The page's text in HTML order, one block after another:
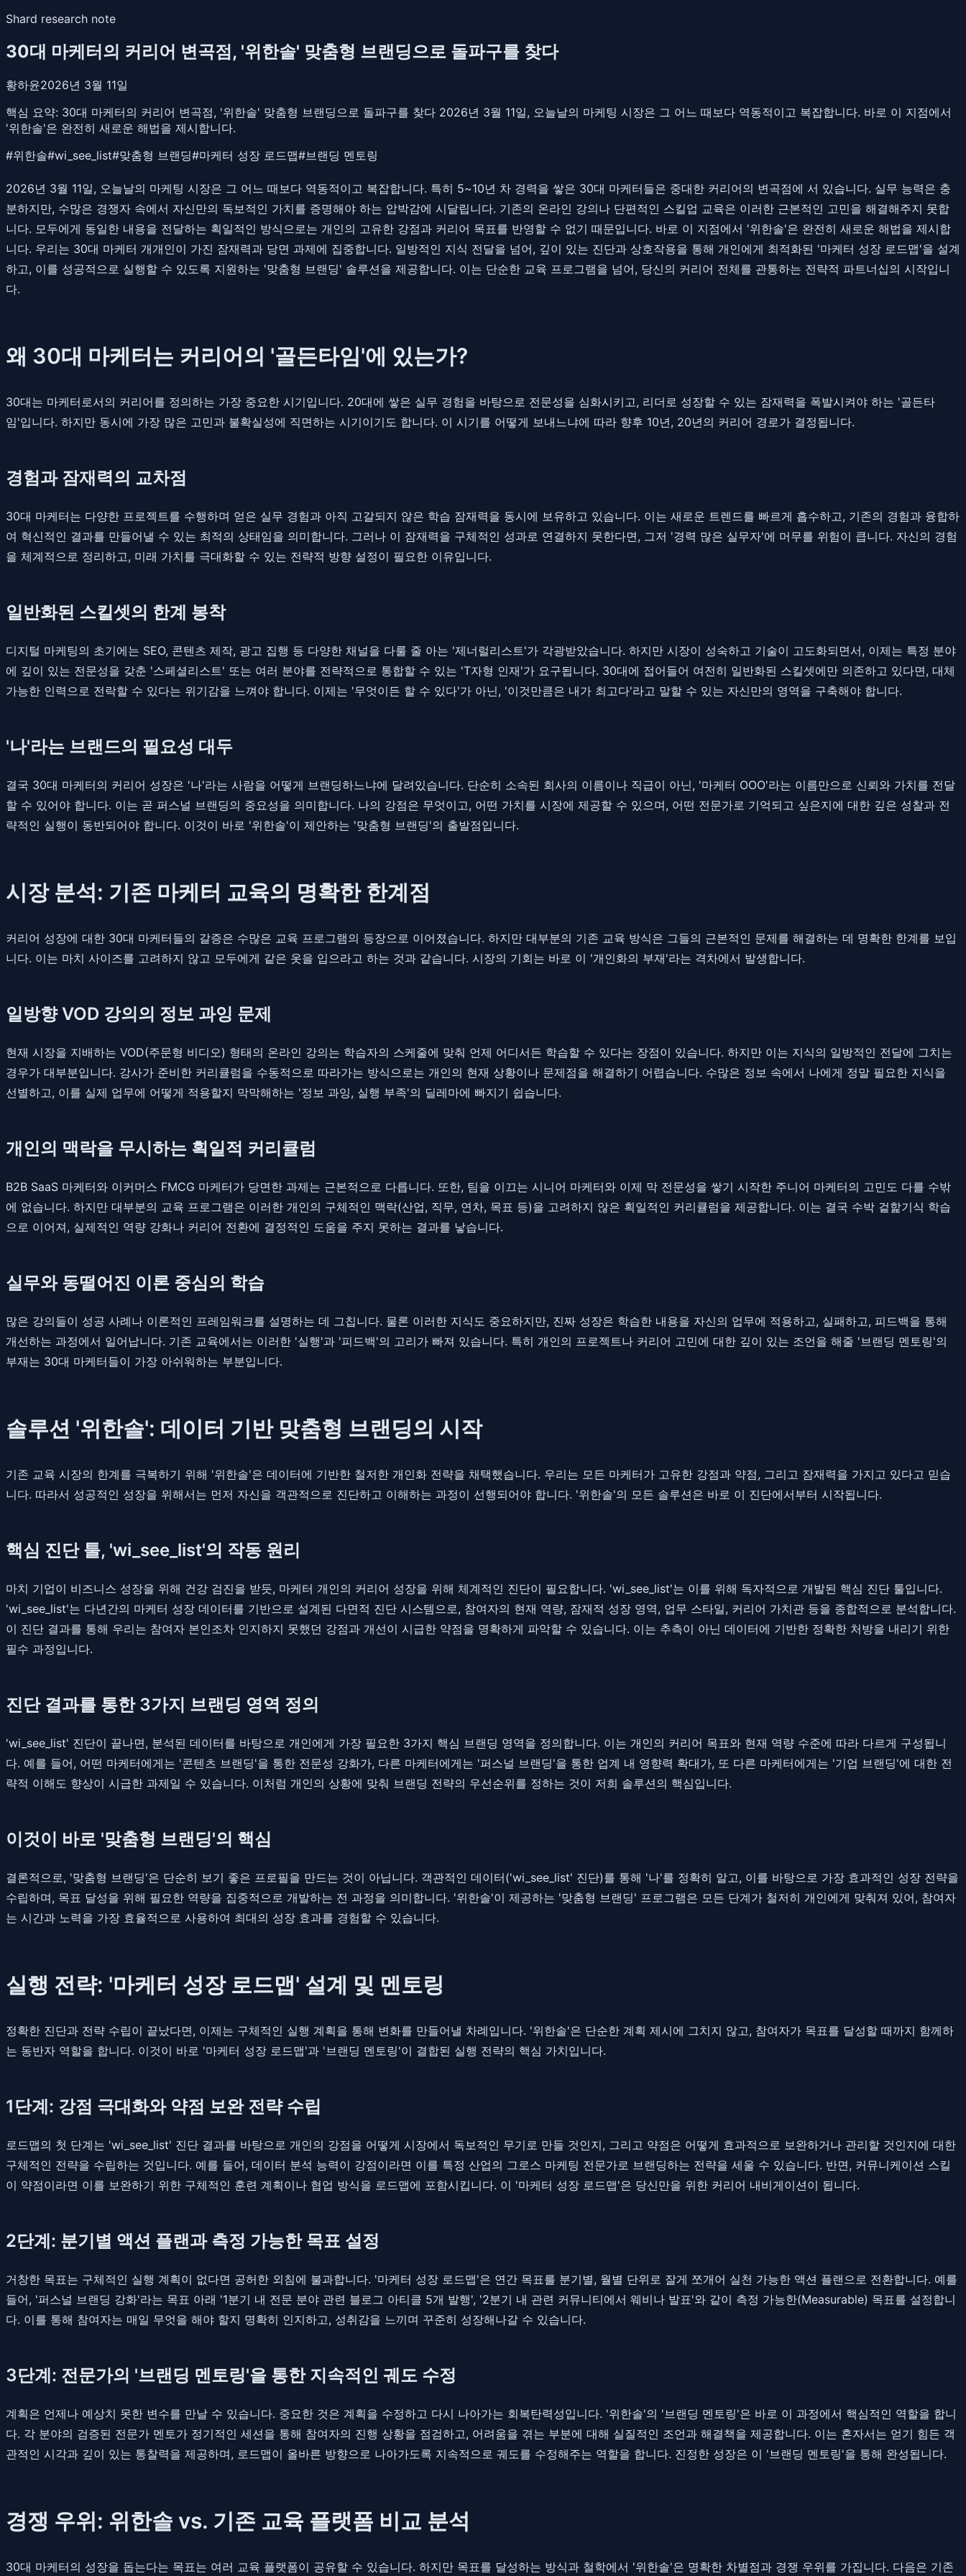
Shard research note
30대 마케터의 커리어 변곡점, '위한솔' 맞춤형 브랜딩으로 돌파구를 찾다
황하윤2026년 3월 11일
핵심 요약: 30대 마케터의 커리어 변곡점, '위한솔' 맞춤형 브랜딩으로 돌파구를 찾다 2026년 3월 11일, 오늘날의 마케팅 시장은 그 어느 때보다 역동적이고 복잡합니다. 바로 이 지점에서
'위한솔'은 완전히 새로운 해법을 제시합니다.
#위한솔#wi_see_list#맞춤형 브랜딩#마케터 성장 로드맵#브랜딩 멘토링
2026년 3월 11일, 오늘날의 마케팅 시장은 그 어느 때보다 역동적이고 복잡합니다. 특히 5~10년 차 경력을 쌓은 30대 마케터들은 중대한 커리어의 변곡점에 서 있습니다. 실무 능력은 충
분하지만, 수많은 경쟁자 속에서 자신만의 독보적인 가치를 증명해야 하는 압박감에 시달립니다. 기존의 온라인 강의나 단편적인 스킬업 교육은 이러한 근본적인 고민을 해결해주지 못합
니다. 모두에게 동일한 내용을 전달하는 획일적인 방식으로는 개인의 고유한 강점과 커리어 목표를 반영할 수 없기 때문입니다. 바로 이 지점에서 '위한솔'은 완전히 새로운 해법을 제시합
니다. 우리는 30대 마케터 개개인이 가진 잠재력과 당면 과제에 집중합니다. 일방적인 지식 전달을 넘어, 깊이 있는 진단과 상호작용을 통해 개인에게 최적화된 '마케터 성장 로드맵'을 설계
하고, 이를 성공적으로 실행할 수 있도록 지원하는 '맞춤형 브랜딩' 솔루션을 제공합니다. 이는 단순한 교육 프로그램을 넘어, 당신의 커리어 전체를 관통하는 전략적 파트너십의 시작입니
다.
왜 30대 마케터는 커리어의 '골든타임'에 있는가?
30대는 마케터로서의 커리어를 정의하는 가장 중요한 시기입니다. 20대에 쌓은 실무 경험을 바탕으로 전문성을 심화시키고, 리더로 성장할 수 있는 잠재력을 폭발시켜야 하는 '골든타
임'입니다. 하지만 동시에 가장 많은 고민과 불확실성에 직면하는 시기이기도 합니다. 이 시기를 어떻게 보내느냐에 따라 향후 10년, 20년의 커리어 경로가 결정됩니다.
경험과 잠재력의 교차점
30대 마케터는 다양한 프로젝트를 수행하며 얻은 실무 경험과 아직 고갈되지 않은 학습 잠재력을 동시에 보유하고 있습니다. 이는 새로운 트렌드를 빠르게 흡수하고, 기존의 경험과 융합하
여 혁신적인 결과를 만들어낼 수 있는 최적의 상태임을 의미합니다. 그러나 이 잠재력을 구체적인 성과로 연결하지 못한다면, 그저 '경력 많은 실무자'에 머무를 위험이 큽니다. 자신의 경험
을 체계적으로 정리하고, 미래 가치를 극대화할 수 있는 전략적 방향 설정이 필요한 이유입니다.
일반화된 스킬셋의 한계 봉착
디지털 마케팅의 초기에는 SEO, 콘텐츠 제작, 광고 집행 등 다양한 채널을 다룰 줄 아는 '제너럴리스트'가 각광받았습니다. 하지만 시장이 성숙하고 기술이 고도화되면서, 이제는 특정 분야
에 깊이 있는 전문성을 갖춘 '스페셜리스트' 또는 여러 분야를 전략적으로 통합할 수 있는 'T자형 인재'가 요구됩니다. 30대에 접어들어 여전히 일반화된 스킬셋에만 의존하고 있다면, 대체
가능한 인력으로 전락할 수 있다는 위기감을 느껴야 합니다. 이제는 '무엇이든 할 수 있다'가 아닌, '이것만큼은 내가 최고다'라고 말할 수 있는 자신만의 영역을 구축해야 합니다.
'나'라는 브랜드의 필요성 대두
결국 30대 마케터의 커리어 성장은 '나'라는 사람을 어떻게 브랜딩하느냐에 달려있습니다. 단순히 소속된 회사의 이름이나 직급이 아닌, '마케터 OOO'라는 이름만으로 신뢰와 가치를 전달
할 수 있어야 합니다. 이는 곧 퍼스널 브랜딩의 중요성을 의미합니다. 나의 강점은 무엇이고, 어떤 가치를 시장에 제공할 수 있으며, 어떤 전문가로 기억되고 싶은지에 대한 깊은 성찰과 전
략적인 실행이 동반되어야 합니다. 이것이 바로 '위한솔'이 제안하는 '맞춤형 브랜딩'의 출발점입니다.
시장 분석: 기존 마케터 교육의 명확한 한계점
커리어 성장에 대한 30대 마케터들의 갈증은 수많은 교육 프로그램의 등장으로 이어졌습니다. 하지만 대부분의 기존 교육 방식은 그들의 근본적인 문제를 해결하는 데 명확한 한계를 보입
니다. 이는 마치 사이즈를 고려하지 않고 모두에게 같은 옷을 입으라고 하는 것과 같습니다. 시장의 기회는 바로 이 '개인화의 부재'라는 격차에서 발생합니다.
일방향 VOD 강의의 정보 과잉 문제
현재 시장을 지배하는 VOD(주문형 비디오) 형태의 온라인 강의는 학습자의 스케줄에 맞춰 언제 어디서든 학습할 수 있다는 장점이 있습니다. 하지만 이는 지식의 일방적인 전달에 그치는
경우가 대부분입니다. 강사가 준비한 커리큘럼을 수동적으로 따라가는 방식으로는 개인의 현재 상황이나 문제점을 해결하기 어렵습니다. 수많은 정보 속에서 나에게 정말 필요한 지식을
선별하고, 이를 실제 업무에 어떻게 적용할지 막막해하는 '정보 과잉, 실행 부족'의 딜레마에 빠지기 쉽습니다.
개인의 맥락을 무시하는 획일적 커리큘럼
B2B SaaS 마케터와 이커머스 FMCG 마케터가 당면한 과제는 근본적으로 다릅니다. 또한, 팀을 이끄는 시니어 마케터와 이제 막 전문성을 쌓기 시작한 주니어 마케터의 고민도 다를 수밖
에 없습니다. 하지만 대부분의 교육 프로그램은 이러한 개인의 구체적인 맥락(산업, 직무, 연차, 목표 등)을 고려하지 않은 획일적인 커리큘럼을 제공합니다. 이는 결국 수박 겉핥기식 학습
으로 이어져, 실제적인 역량 강화나 커리어 전환에 결정적인 도움을 주지 못하는 결과를 낳습니다.
실무와 동떨어진 이론 중심의 학습
많은 강의들이 성공 사례나 이론적인 프레임워크를 설명하는 데 그칩니다. 물론 이러한 지식도 중요하지만, 진짜 성장은 학습한 내용을 자신의 업무에 적용하고, 실패하고, 피드백을 통해
개선하는 과정에서 일어납니다. 기존 교육에서는 이러한 '실행'과 '피드백'의 고리가 빠져 있습니다. 특히 개인의 프로젝트나 커리어 고민에 대한 깊이 있는 조언을 해줄 '브랜딩 멘토링'의
부재는 30대 마케터들이 가장 아쉬워하는 부분입니다.
솔루션 '위한솔': 데이터 기반 맞춤형 브랜딩의 시작
기존 교육 시장의 한계를 극복하기 위해 '위한솔'은 데이터에 기반한 철저한 개인화 전략을 채택했습니다. 우리는 모든 마케터가 고유한 강점과 약점, 그리고 잠재력을 가지고 있다고 믿습
니다. 따라서 성공적인 성장을 위해서는 먼저 자신을 객관적으로 진단하고 이해하는 과정이 선행되어야 합니다. '위한솔'의 모든 솔루션은 바로 이 진단에서부터 시작됩니다.
핵심 진단 툴, 'wi_see_list'의 작동 원리
마치 기업이 비즈니스 성장을 위해 건강 검진을 받듯, 마케터 개인의 커리어 성장을 위해 체계적인 진단이 필요합니다. 'wi_see_list'는 이를 위해 독자적으로 개발된 핵심 진단 툴입니다.
'wi_see_list'는 다년간의 마케터 성장 데이터를 기반으로 설계된 다면적 진단 시스템으로, 참여자의 현재 역량, 잠재적 성장 영역, 업무 스타일, 커리어 가치관 등을 종합적으로 분석합니다.
이 진단 결과를 통해 우리는 참여자 본인조차 인지하지 못했던 강점과 개선이 시급한 약점을 명확하게 파악할 수 있습니다. 이는 추측이 아닌 데이터에 기반한 정확한 처방을 내리기 위한
필수 과정입니다.
진단 결과를 통한 3가지 브랜딩 영역 정의
'wi_see_list' 진단이 끝나면, 분석된 데이터를 바탕으로 개인에게 가장 필요한 3가지 핵심 브랜딩 영역을 정의합니다. 이는 개인의 커리어 목표와 현재 역량 수준에 따라 다르게 구성됩니
다. 예를 들어, 어떤 마케터에게는 '콘텐츠 브랜딩'을 통한 전문성 강화가, 다른 마케터에게는 '퍼스널 브랜딩'을 통한 업계 내 영향력 확대가, 또 다른 마케터에게는 '기업 브랜딩'에 대한 전
략적 이해도 향상이 시급한 과제일 수 있습니다. 이처럼 개인의 상황에 맞춰 브랜딩 전략의 우선순위를 정하는 것이 저희 솔루션의 핵심입니다.
이것이 바로 '맞춤형 브랜딩'의 핵심
결론적으로, '맞춤형 브랜딩'은 단순히 보기 좋은 프로필을 만드는 것이 아닙니다. 객관적인 데이터('wi_see_list' 진단)를 통해 '나'를 정확히 알고, 이를 바탕으로 가장 효과적인 성장 전략을
수립하며, 목표 달성을 위해 필요한 역량을 집중적으로 개발하는 전 과정을 의미합니다. '위한솔'이 제공하는 '맞춤형 브랜딩' 프로그램은 모든 단계가 철저히 개인에게 맞춰져 있어, 참여자
는 시간과 노력을 가장 효율적으로 사용하여 최대의 성장 효과를 경험할 수 있습니다.
실행 전략: '마케터 성장 로드맵' 설계 및 멘토링
정확한 진단과 전략 수립이 끝났다면, 이제는 구체적인 실행 계획을 통해 변화를 만들어낼 차례입니다. '위한솔'은 단순한 계획 제시에 그치지 않고, 참여자가 목표를 달성할 때까지 함께하
는 동반자 역할을 합니다. 이것이 바로 '마케터 성장 로드맵'과 '브랜딩 멘토링'이 결합된 실행 전략의 핵심 가치입니다.
1단계: 강점 극대화와 약점 보완 전략 수립
로드맵의 첫 단계는 'wi_see_list' 진단 결과를 바탕으로 개인의 강점을 어떻게 시장에서 독보적인 무기로 만들 것인지, 그리고 약점은 어떻게 효과적으로 보완하거나 관리할 것인지에 대한
구체적인 전략을 수립하는 것입니다. 예를 들어, 데이터 분석 능력이 강점이라면 이를 특정 산업의 그로스 마케팅 전문가로 브랜딩하는 전략을 세울 수 있습니다. 반면, 커뮤니케이션 스킬
이 약점이라면 이를 보완하기 위한 구체적인 훈련 계획이나 협업 방식을 로드맵에 포함시킵니다. 이 '마케터 성장 로드맵'은 당신만을 위한 커리어 내비게이션이 됩니다.
2단계: 분기별 액션 플랜과 측정 가능한 목표 설정
거창한 목표는 구체적인 실행 계획이 없다면 공허한 외침에 불과합니다. '마케터 성장 로드맵'은 연간 목표를 분기별, 월별 단위로 잘게 쪼개어 실천 가능한 액션 플랜으로 전환합니다. 예를
들어, '퍼스널 브랜딩 강화'라는 목표 아래 '1분기 내 전문 분야 관련 블로그 아티클 5개 발행', '2분기 내 관련 커뮤니티에서 웨비나 발표'와 같이 측정 가능한(Measurable) 목표를 설정합니
다. 이를 통해 참여자는 매일 무엇을 해야 할지 명확히 인지하고, 성취감을 느끼며 꾸준히 성장해나갈 수 있습니다.
3단계: 전문가의 '브랜딩 멘토링'을 통한 지속적인 궤도 수정
계획은 언제나 예상치 못한 변수를 만날 수 있습니다. 중요한 것은 계획을 수정하고 다시 나아가는 회복탄력성입니다. '위한솔'의 '브랜딩 멘토링'은 바로 이 과정에서 핵심적인 역할을 합니
다. 각 분야의 검증된 전문가 멘토가 정기적인 세션을 통해 참여자의 진행 상황을 점검하고, 어려움을 겪는 부분에 대해 실질적인 조언과 해결책을 제공합니다. 이는 혼자서는 얻기 힘든 객
관적인 시각과 깊이 있는 통찰력을 제공하며, 로드맵이 올바른 방향으로 나아가도록 지속적으로 궤도를 수정해주는 역할을 합니다. 진정한 성장은 이 '브랜딩 멘토링'을 통해 완성됩니다.
경쟁 우위: 위한솔 vs. 기존 교육 플랫폼 비교 분석
30대 마케터의 성장을 돕는다는 목표는 여러 교육 플랫폼이 공유할 수 있습니다. 하지만 목표를 달성하는 방식과 철학에서 '위한솔'은 명확한 차별점과 경쟁 우위를 가집니다. 다음은 기존